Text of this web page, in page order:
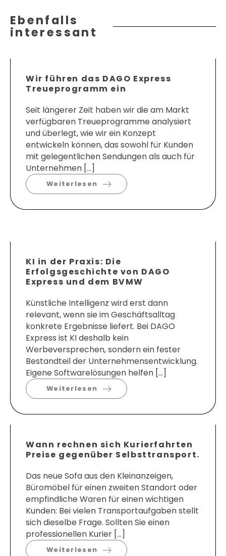
Ebenfalls
interessant
Wir führen das DAGO Express
Treueprogramm ein
Seit längerer Zeit haben wir die am Markt
verfügbaren Treueprogramme analysiert
und überlegt, wie wir ein Konzept
entwickeln können, das sowohl für Kunden
mit gelegentlichen Sendungen als auch für
Unternehmen […]
Weiterlesen
KI in der Praxis: Die
Erfolgsgeschichte von DAGO
Express und dem BVMW
Künstliche Intelligenz wird erst dann
relevant, wenn sie im Geschäftsalltag
konkrete Ergebnisse liefert. Bei DAGO
Express ist KI deshalb kein
Werbeversprechen, sondern ein fester
Bestandteil der Unternehmensentwicklung.
Eigene Softwarelösungen helfen […]
Weiterlesen
Wann rechnen sich Kurierfahrten
Preise gegenüber Selbsttransport.
Das neue Sofa aus den Kleinanzeigen,
Büromöbel für einen zweiten Standort oder
empfindliche Waren für einen wichtigen
Kunden: Bei vielen Transportaufgaben stellt
sich dieselbe Frage. Sollten Sie einen
professionellen Kurier […]
Weiterlesen